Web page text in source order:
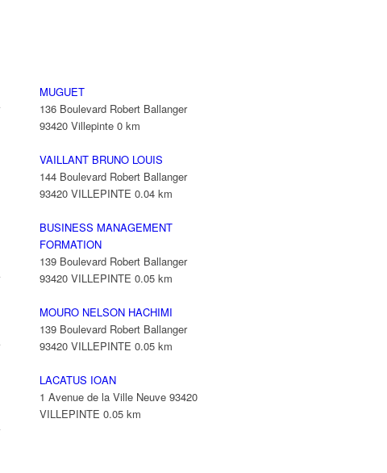
MUGUET
136 Boulevard Robert Ballanger
93420 Villepinte 0 km
VAILLANT BRUNO LOUIS
144 Boulevard Robert Ballanger
93420 VILLEPINTE 0.04 km
BUSINESS MANAGEMENT
FORMATION
139 Boulevard Robert Ballanger
93420 VILLEPINTE 0.05 km
MOURO NELSON HACHIMI
139 Boulevard Robert Ballanger
93420 VILLEPINTE 0.05 km
LACATUS IOAN
1 Avenue de la Ville Neuve 93420
VILLEPINTE 0.05 km